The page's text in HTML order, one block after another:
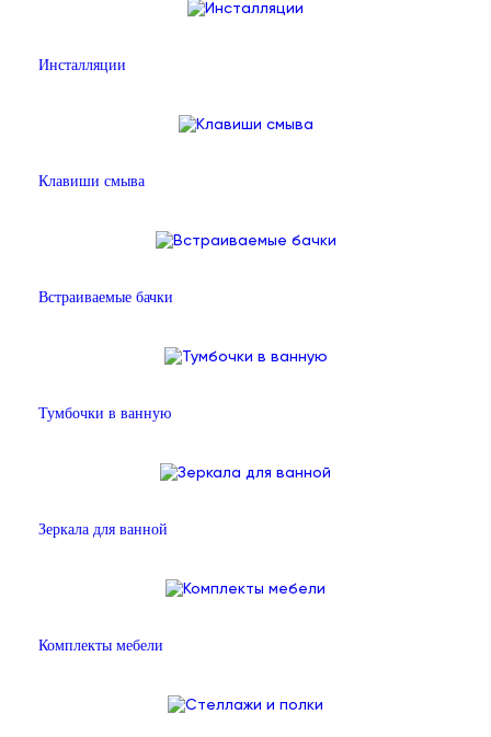
Инсталляции
Клавиши смыва
Встраиваемые бачки
Тумбочки в ванную
Зеркала для ванной
Комплекты мебели